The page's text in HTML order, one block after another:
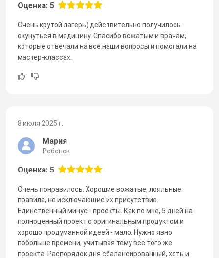
Оценка: 5
Очень крутой лагерь) действительно получилось
окунуться в медицину. Спасибо вожатым и врачам,
которые отвечали на все наши вопросы и помогали на
мастер-классах.
8 июля 2025 г.
Мария
Ребенок
Оценка: 5
Очень понравилось. Хорошие вожатые, лояльные
правила, не исключающие их присутствие.
Единственный минус - проекты. Как по мне, 5 дней на
полноценный проект с оригинальным продуктом и
хорошо продуманной идеей - мало. Нужно явно
побольше времени, учитывая тему все того же
проекта. Распорядок дня сбалансированный, хоть и